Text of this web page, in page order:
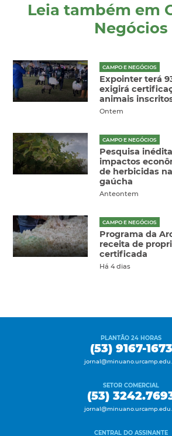
Leia também em
Negócios
CAMPO E NEGÓCIOS
Expointer terá
exigirá
animais
Ontem
CAMPO E NEGÓCIOS
Pesquisa
impactos
de herbicidas
gaúcha
Anteontem
CAMPO E NEGÓCIOS
Programa da
receita de
certificada
Há 4 dias
PLANTÃO 24 HORAS
(53) 9167-1673
SETOR COMERCIAL
(53)
CENTRAL DO ASSINANTE